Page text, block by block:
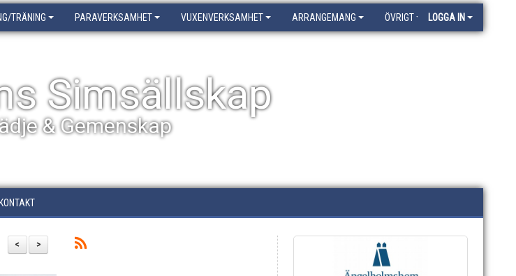
TRÄNING PARAVERKSAMHET VUXENVERKSAMHET ARRANGEMANG ÖVRIGT LOGGA IN
Simsällskap
& Gemenskap
KONTAKT
>
<